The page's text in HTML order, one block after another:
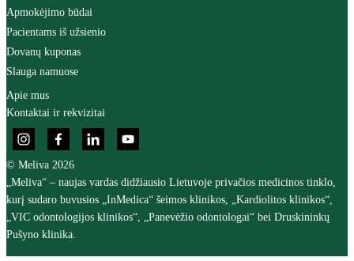
Apmokėjimo būdai
Pacientams iš užsienio
Dovanų kuponas
Slauga namuose
Apie mus
Kontaktai ir rekvizitai
© Meliva 2026
„Meliva“ – naujas vardas didžiausio Lietuvoje privačios medicinos tinklo,
kurį sudaro buvusios „InMedica“ šeimos klinikos, „Kardiolitos klinikos“,
„VIC odontologijos klinikos“, „Panevėžio odontologai“ bei Druskininkų
Pušyno klinika.